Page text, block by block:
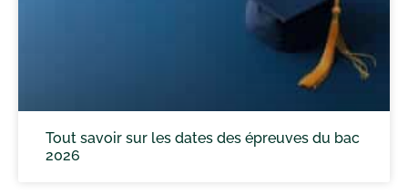
Tout savoir sur les dates des épreuves du bac
2026